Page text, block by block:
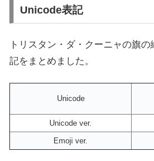
Unicode表記
トリスタン・ダ・クーニャの旗
記をまとめました。
Unicode
Unicode ver.
Emoji ver.